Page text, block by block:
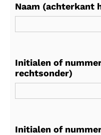
Naam (achterkant
Initialen of
rechtsonder)
Initialen of